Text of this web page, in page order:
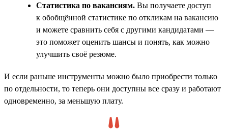
Статистика по вакансиям. Вы получаете доступ
к обобщённой статистике по откликам на вакансию
и можете сравнить себя с другими кандидатами —
это поможет оценить шансы и понять, как можно
улучшить своё резюме.
И если раньше инструменты можно было приобрести только
по отдельности, то теперь они доступны все сразу и работают
одновременно, за меньшую плату.